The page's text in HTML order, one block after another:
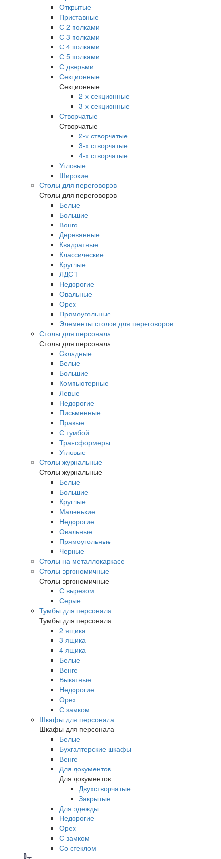
Открытые
Приставные
С 2 полками
С 3 полками
С 4 полками
С 5 полками
С дверьми
Секционные
Секционные
2-х секционные
3-х секционные
Створчатые
Створчатые
2-х створчатые
3-х створчатые
4-х створчатые
Угловые
Широкие
Столы для переговоров
Столы для переговоров
Белые
Большие
Венге
Деревянные
Квадратные
Классические
Круглые
ЛДСП
Недорогие
Овальные
Орех
Прямоугольные
Элементы столов для переговоров
Столы для персонала
Столы для персонала
Cкладные
Белые
Большие
Компьютерные
Левые
Недорогие
Письменные
Правые
С тумбой
Трансформеры
Угловые
Столы журнальные
Столы журнальные
Белые
Большие
Круглые
Маленькие
Недорогие
Овальные
Прямоугольные
Черные
Столы на металлокаркасе
Столы эргономичные
Столы эргономичные
С вырезом
Серые
Тумбы для персонала
Тумбы для персонала
2 ящика
3 ящика
4 ящика
Белые
Венге
Выкатные
Недорогие
Орех
С замком
Шкафы для персонала
Шкафы для персонала
Белые
Бухгалтерские шкафы
Венге
Для документов
Для документов
Двухстворчатые
Закрытые
Для одежды
Недорогие
Орех
С замком
Со стеклом